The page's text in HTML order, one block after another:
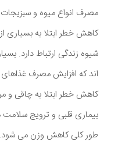
مصرف انواع میوه و
کاهش خطر ابتلا به بسیاری
شیوه زندگی ارتباط دارد.
اند که افزایش مصرف غذاهای
کاهش خطر ابتلا به چاقی و
بیماری قلبی و ترویج سلامت
طور کلی کاهش وزن می شود.